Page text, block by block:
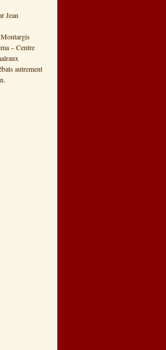
Jean
– Centre
autrement